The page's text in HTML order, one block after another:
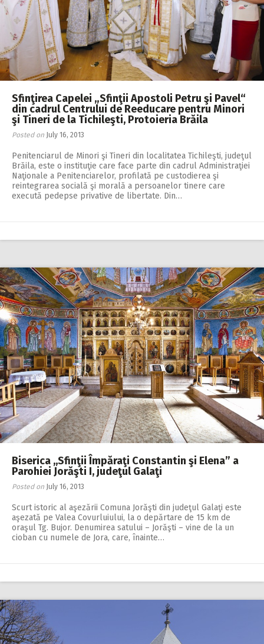
Sfinţirea Capelei „Sfinţii Apostoli Petru şi Pavel“
din cadrul Centrului de Reeducare pentru Minori
şi Tineri de la Tichileşti, Protoieria Brăila
Posted on July 16, 2013
Penitenciarul de Minori şi Tineri din localitatea Tichileşti, judeţul
Brăila, este o instituţie care face parte din cadrul Administraţiei
Naţionale a Penitenciarelor, profilată pe custodierea şi
reintegrarea socială şi morală a persoanelor tinere care
execută pedepse privative de libertate. Din…
Biserica ,,Sfinţii Împăraţi Constantin şi Elena” a
Parohiei Jorăşti I, judeţul Galaţi
Posted on July 16, 2013
Scurt istoric al aşezării Comuna Jorăşti din judeţul Galaţi este
aşezată pe Valea Covurluiului, la o depărtare de 15 km de
oraşul Tg. Bujor. Denumirea satului – Jorăşti – vine de la un
cioban cu numele de Jora, care, înainte…